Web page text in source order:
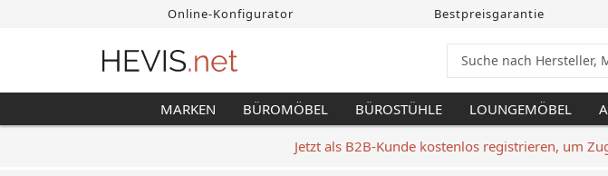
Online-Konfigurator Bestpreisgarantie
MARKEN BÜROMÖBEL BÜROSTÜHLE LOUNGEMÖBEL
Jetzt als B2B-Kunde kostenlos registrieren, um